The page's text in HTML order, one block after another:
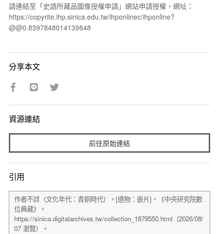
請連結至「史語所藏品圖像授權申請」網站申請授權，網址：
https://copyrite.ihp.sinica.edu.tw/ihponlinec/ihponline?
@@0.8397848014139848
分享本文
資源連結
前往原始連結
引用